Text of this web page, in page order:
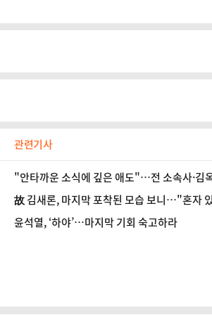
관련기사
"안타까운 소식에 깊은 애도"…전 소속사·김
故 김새론, 마지막 포착된 모습 보니…"혼자
윤석열, ‘하야’…마지막 기회 숙고하라